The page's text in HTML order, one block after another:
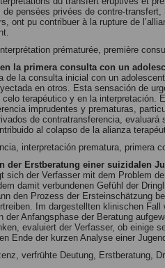
pensées privées de contre-
ont pu contribuer à la rupture de
prématurée, première
la primera consulta con un
de la consulta inicial con un
en otros. Esta sensación de
terapéutico y en la interpretación.
imprudentes y prematuras,
de contratransferencia,
al colapso de la alianza
interpretación prematura, primera
der Erstberatung einer suizidalen
sich der Verfasser mit dem Problem
damit verbundenen Gefühl der
den Prozess der Ersteinschätzung
Im dargestellten klinischen
der Anfangsphase der Beratung
evaluiert der Verfasser, ob einige
Ende der kurzen Analyse einer
verfrühte Deutung, Erstberatung,